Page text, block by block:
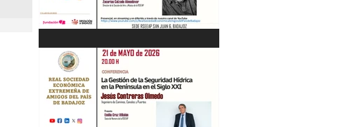
"Azagala. Esquinas de luz" Ciclo de Arte
y Artistas. 26/05/26